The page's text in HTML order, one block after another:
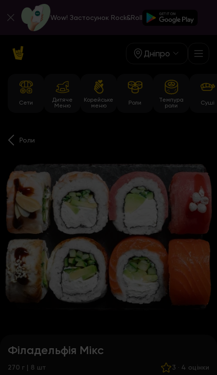
Wow! Застосунок Rock&Roll
Дніпро
Сети
Дитяче
Меню
Корейське
меню
Роли
Темпура
роли
Суші
Роли
Філадельфія Мікс
270 г | 8 шт 3 · 4 оцінки